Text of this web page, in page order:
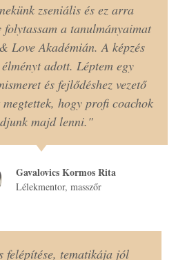
zseniális és ez arra
a tanulmányaimat
Love Akadémián. A képzés
adott. Léptem egy
és fejlődéshez vezető
hogy profi coachok
majd lenni."
Gavalovics Kormos Rita
Lélekmentor, masszőr
felépítése, tematikája jól